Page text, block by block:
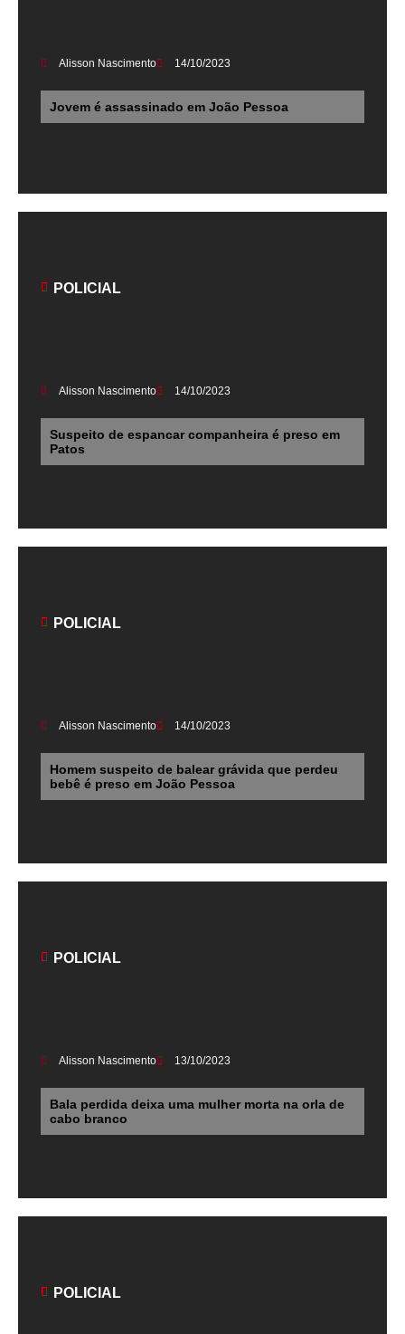
Alisson Nascimento 14/10/2023
Jovem é assassinado em João Pessoa
POLICIAL
Alisson Nascimento 14/10/2023
Suspeito de espancar companheira é preso em
Patos
POLICIAL
Alisson Nascimento 14/10/2023
Homem suspeito de balear grávida que perdeu
bebê é preso em João Pessoa
POLICIAL
Alisson Nascimento 13/10/2023
Bala perdida deixa uma mulher morta na orla de
cabo branco
POLICIAL